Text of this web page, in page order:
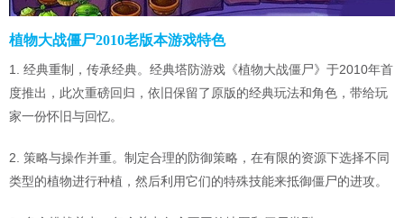
植物大战僵尸2010老版本游戏特色
1. 经典重制，传承经典。经典塔防游戏《植物大战僵尸》于2010年首
度推出，此次重磅回归，依旧保留了原版的经典玩法和角色，带给玩
家一份怀旧与回忆。
2. 策略与操作并重。制定合理的防御策略，在有限的资源下选择不同
类型的植物进行种植，然后利用它们的特殊技能来抵御僵尸的进攻。